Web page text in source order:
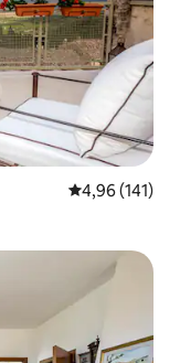
4,96 ud af 5 i
4,96 (141)